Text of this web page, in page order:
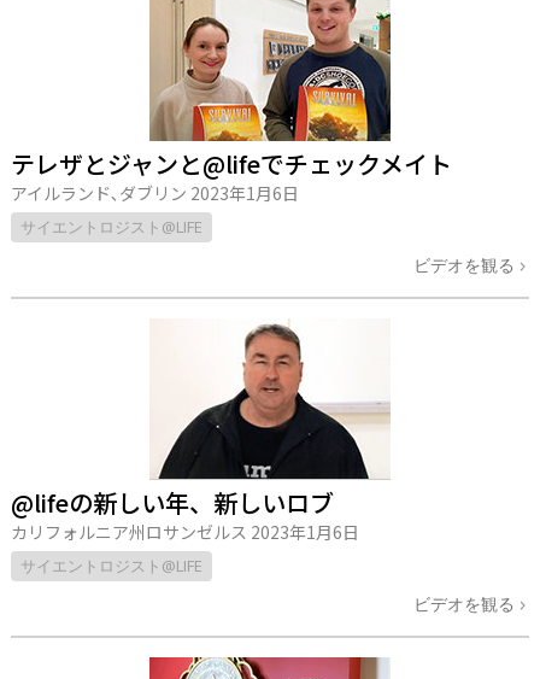
テレザとジャンと@lifeでチェックメイト
アイルランド､ダブリン 2023年1月6日
サイエントロジスト@LIFE
ビデオを観る
@lifeの新しい年、新しいロブ
カリフォルニア州ロサンゼルス 2023年1月6日
サイエントロジスト@LIFE
ビデオを観る